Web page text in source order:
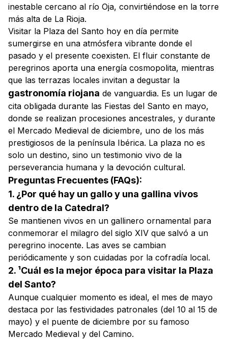
inestable cercano al río Oja, convirtiéndose en la torre
más alta de La Rioja.
Visitar la Plaza del Santo hoy en día permite
sumergirse en una atmósfera vibrante donde el
pasado y el presente coexisten. El fluir constante de
peregrinos aporta una energía cosmopolita, mientras
que las terrazas locales invitan a degustar la
gastronomía riojana de vanguardia. Es un lugar de
cita obligada durante las Fiestas del Santo en mayo,
donde se realizan procesiones ancestrales, y durante
el Mercado Medieval de diciembre, uno de los más
prestigiosos de la península Ibérica. La plaza no es
solo un destino, sino un testimonio vivo de la
perseverancia humana y la devoción cultural.
Preguntas Frecuentes (FAQs):
1. ¿Por qué hay un gallo y una gallina vivos
dentro de la Catedral?
Se mantienen vivos en un gallinero ornamental para
conmemorar el milagro del siglo XIV que salvó a un
peregrino inocente. Las aves se cambian
periódicamente y son cuidadas por la cofradía local.
2. ¹Cuál es la mejor época para visitar la Plaza
del Santo?
Aunque cualquier momento es ideal, el mes de mayo
destaca por las festividades patronales (del 10 al 15 de
mayo) y el puente de diciembre por su famoso
Mercado Medieval y del Camino.